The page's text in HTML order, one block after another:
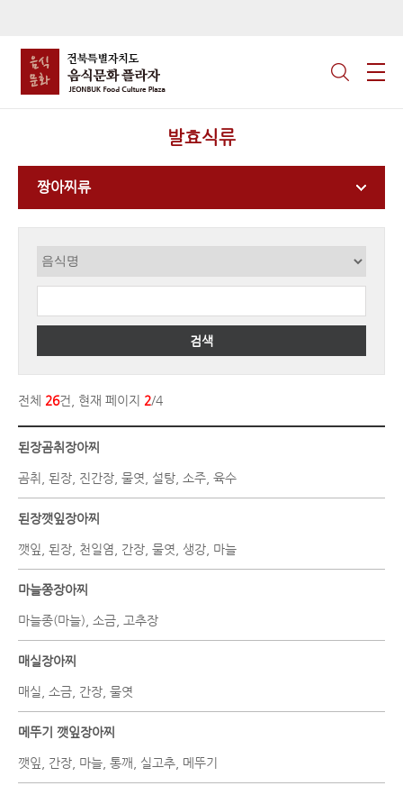
발효식류
짱아찌류
검색
전체 26건, 현재 페이지 2/4
된장곰취장아찌
곰취, 된장, 진간장, 물엿, 설탕, 소주, 육수
된장깻잎장아찌
깻잎, 된장, 천일염, 간장, 물엿, 생강, 마늘
마늘쫑장아찌
마늘종(마늘), 소금, 고추장
매실장아찌
매실, 소금, 간장, 물엿
메뚜기 깻잎장아찌
깻잎, 간장, 마늘, 통깨, 실고추, 메뚜기